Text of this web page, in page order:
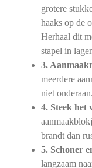
grotere
haaks op de
Herhaal dit
stapel in
3.
meerdere
niet onderaan.
4. Steek het
brandt dan
5. Schoner
langzaam